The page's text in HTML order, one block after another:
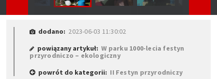
dodano: 2023-06-03 11:30:02
powiązany artykuł:W parku 1000-lecia festyn
przyrodniczo – ekologiczny
powrót do kategorii: II Festyn przyrodniczy